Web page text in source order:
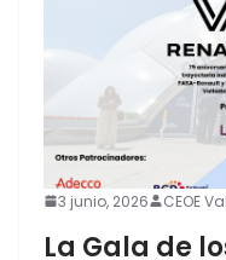
3 junio, 2026 CEOE
La Gala de